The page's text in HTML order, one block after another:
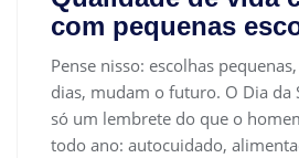
com pequenas
Pense nisso: escolhas
dias, mudam o futuro. O Dia da
só um lembrete do que o
todo ano: autocuidado,